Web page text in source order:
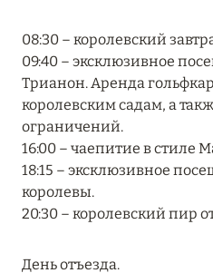
НАПИТКОВ ДЛЯ HB И FB
Подробнее
13 февраля 2025
MANDARIN ORIENTAL
СКИДКИ ДО 30 % ОТ
РАЗМЕЩЕНИЕ ВЕСНОЙ
08:30 – королевский
09:40 – эксклюзивное
Трианон. Аренда
королевским садам, а
ограничений.
16:00 – чаепитие в стиле
18:15 – эксклюзивное
королевы.
20:30 – королевский пир
День отъезда.